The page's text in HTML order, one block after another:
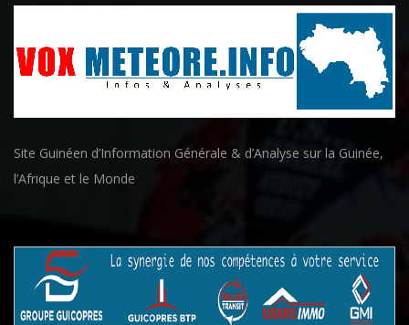
Site Guinéen d’Information Générale & d’Analyse sur la Guinée,
l’Afrique et le Monde